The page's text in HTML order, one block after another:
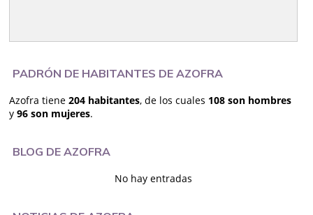
PADRÓN DE HABITANTES DE AZOFRA
Azofra tiene204 habitantes, de los cuales 108 son hombres
y96 son mujeres.
BLOG DE AZOFRA
No hay entradas